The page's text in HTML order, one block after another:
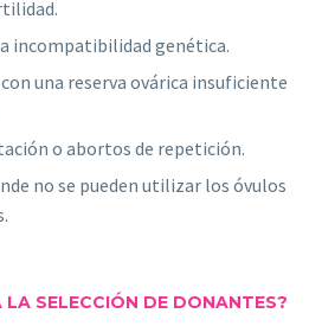
incompatibilidad genética.
una reserva ovárica insuficiente
o abortos de repetición.
no se pueden utilizar los óvulos
LA SELECCIÓN DE DONANTES?